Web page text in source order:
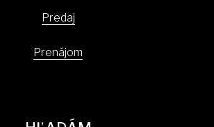
Predaj
Prenájom